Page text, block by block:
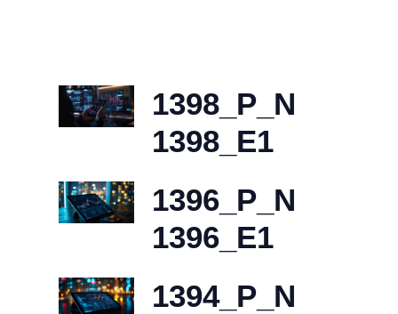
1398_P_N
1398_E1
1396_P_N
1396_E1
1394_P_N